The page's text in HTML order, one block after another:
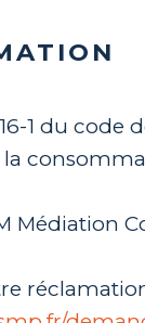
1 du code
Médiation